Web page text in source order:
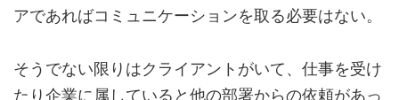
アであればコミュニケーションを取る必要はない。
そうでない限りはクライアントがいて、仕事を受け
たり企業に属していると他の部署からの依頼があっ